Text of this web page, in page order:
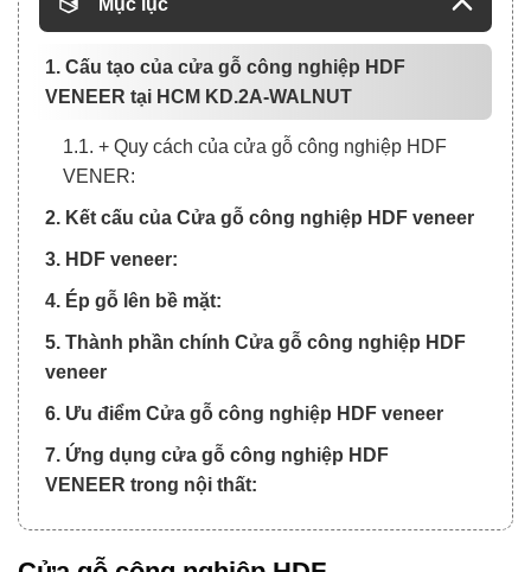
Mục lục
1. Cấu tạo của cửa gỗ công nghiệp HDF
VENEER tại HCM KD.2A-WALNUT
1.1. + Quy cách của cửa gỗ công nghiệp HDF
VENER:
2. Kết cấu của Cửa gỗ công nghiệp HDF veneer
3. HDF veneer:
4. Ép gỗ lên bề mặt:
5. Thành phần chính Cửa gỗ công nghiệp HDF
veneer
6. Ưu điểm Cửa gỗ công nghiệp HDF veneer
7. Ứng dụng cửa gỗ công nghiệp HDF
VENEER trong nội thất: